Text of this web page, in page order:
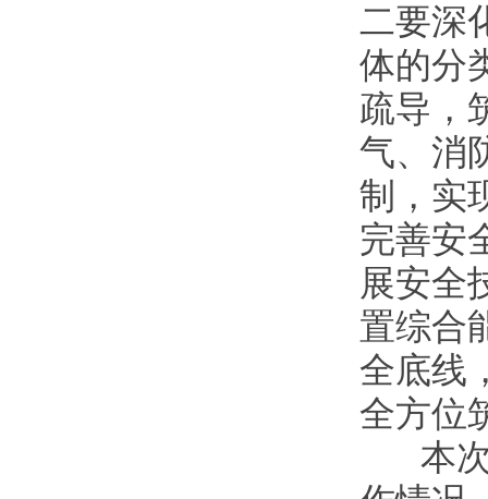
二要深
体的分
疏导，
气、消
制，实
完善安
展安全
置综合
全底线
全方位
本次